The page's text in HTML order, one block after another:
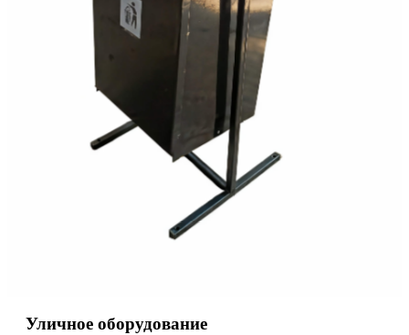
Уличное оборудование